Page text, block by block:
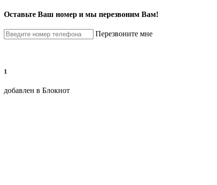
Оставьте Ваш номер и мы перезвоним Вам!
Перезвоните мне
1
добавлен в Блокнот